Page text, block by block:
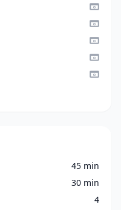
45 min
30 min
4